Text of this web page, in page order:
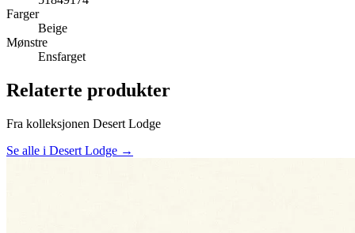
Farger
Beige
Mønstre
Ensfarget
Relaterte produkter
Fra kolleksjonen Desert Lodge
Se alle i Desert Lodge →